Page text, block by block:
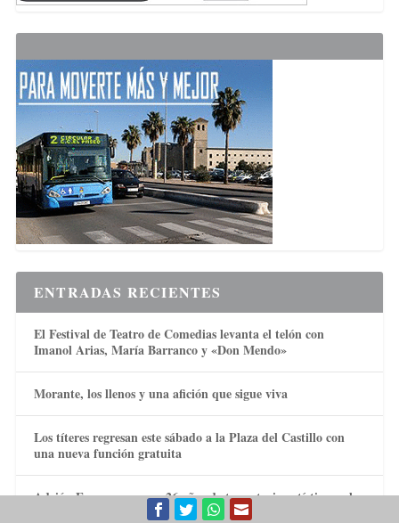
ENTRADAS RECIENTES
El Festival de Teatro de Comedias levanta el telón con
Imanol Arias, María Barranco y «Don Mendo»
Morante, los llenos y una afición que sigue viva
Los títeres regresan este sábado a la Plaza del Castillo con
una nueva función gratuita
Adrián Ferreras recorre 26 años de trayectoria artística en la
exposición «Reencuentro»